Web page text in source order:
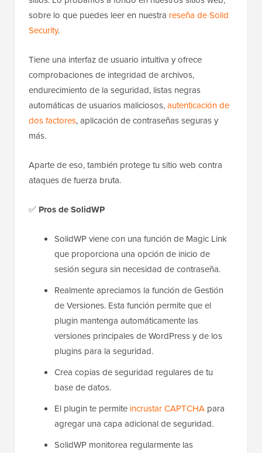
sobre lo que puedes leer en nuestra reseña de Solid
Security.
Tiene una interfaz de usuario intuitiva y ofrece
comprobaciones de integridad de archivos,
endurecimiento de la seguridad, listas negras
automáticas de usuarios maliciosos,autenticación de
dos factores, aplicación de contraseñas seguras y
más.
Aparte de eso, también protege tu sitio web contra
ataques de fuerza bruta.
✅ Pros de SolidWP
SolidWP viene con una función de Magic Link
que proporciona una opción de inicio de
sesión segura sin necesidad de contraseña.
Realmente apreciamos la función de Gestión
de Versiones. Esta función permite que el
plugin mantenga automáticamente las
versiones principales de WordPress y de los
plugins para la seguridad.
Crea copias de seguridad regulares de tu
base de datos.
El plugin te permite incrustar CAPTCHA para
agregar una capa adicional de seguridad.
SolidWP monitorea regularmente las